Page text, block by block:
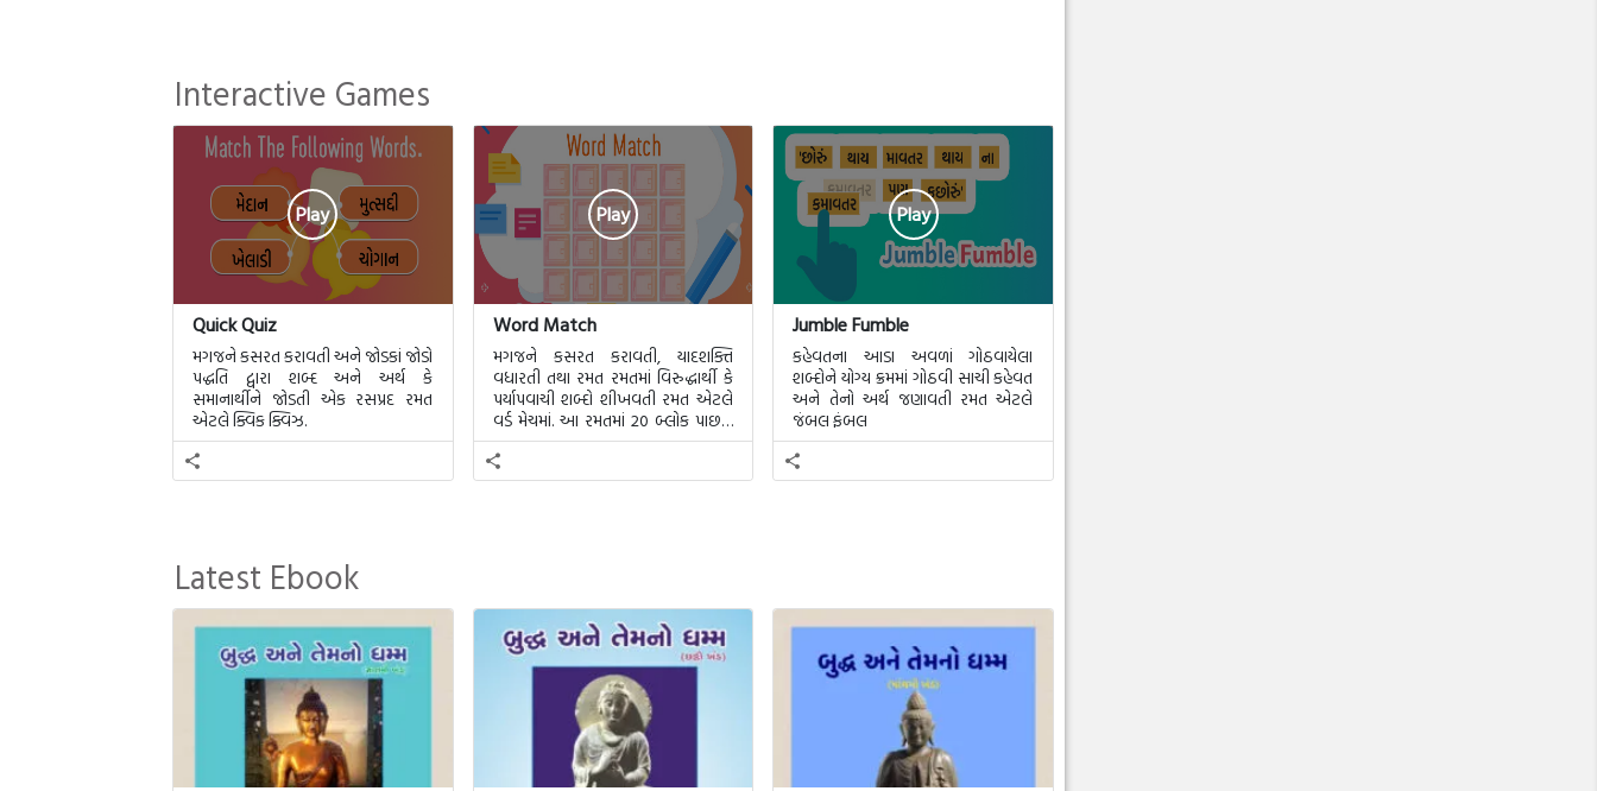
Interactive Games
Play
Quick Quiz
મગજને કસરત કરાવતી અને જોડકાં જોડો
પદ્ધતિ દ્વારા શબ્દ અને અર્થ કે
સમાનાર્થીને જોડતી એક રસપ્રદ રમત
એટલે ક્વિક ક્વિઝ.
Play
Word Match
મગજને કસરત કરાવતી, યાદશક્તિ
વધારતી તથા રમત રમતમાં વિરુદ્ધાર્થી કે
પર્યાપવાચી શબ્દો શીખવતી રમત એટલે
વર્ડ મેચમાં. આ રમતમાં 20 બ્લોક પાછળ
20 શબ્દો છુપાયેલા હશે.
Play
Jumble Fumble
કહેવતના આડા અવળાં ગોઠવાયેલા
શબ્દોને યોગ્ય ક્રમમાં ગોઠવી સાચી કહેવત
અને તેનો અર્થ જણાવતી રમત એટલે
જંબલ ફંબલ
Latest Ebook